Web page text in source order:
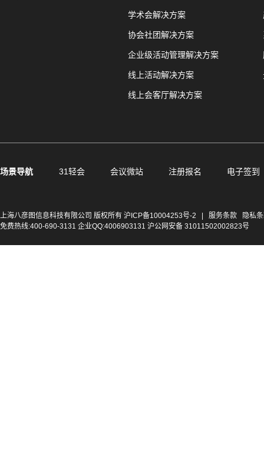
学术会解决方案
协会社团解决方案
企业级活动管理解决方案
线上活动解决方案
线上会客厅解决方案
场景导航 31轻会 会议微站 注册报名 电子签到
上海八彦图信息科技有限公司 版权所有 沪ICP备10004253号-2 服务条款
隐私
免费热线:400-690-3131 企业QQ:4006903131 沪公网安备 31011502002823号